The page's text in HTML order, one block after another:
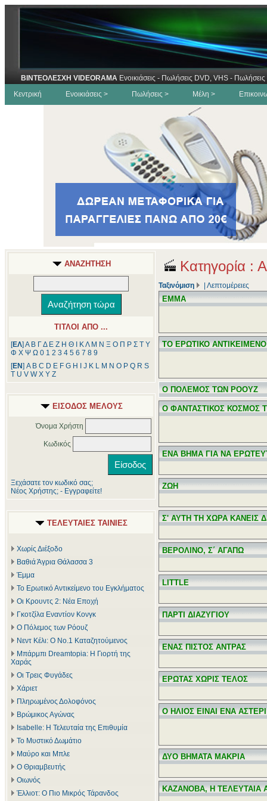
ΒΙΝΤΕΟΛΕΣΧΗ VIDEORAMA Ενοικιάσεις - Πωλήσεις DVD, VHS -
Κεντρική
Ενοικιάσεις > Πωλήσεις > Μέλη >
ΑΝΑΖΗΤΗΣΗ
ΤΙΤΛΟΙ ΑΠΟ ...
[ΕΛ] Α Β ΓΔ Ε Ζ Η Θ ΚΛ Μ Ν Ξ Ο Π Ρ Σ Τ Υ
Φ Χ Ψ Ω 0 1 2 3 4 5 6 7 8 9
[ΕΝ] A B C D E F G H J K L M N O P Q R S
T U V W X Y Z
ΕΙΣΟΔΟΣ ΜΕΛΟΥΣ
Όνομα Χρήστη
Κωδικός
Ξεχάσατε τον κωδικό σας;
Νέος Χρήστης; - Εγγραφείτε!
ΤΕΛΕΥΤΑΙΕΣ ΤΑΙΝΙΕΣ
Χωρίς Διέξοδο
Βαθιά Άγρια Θάλασσα 3
Έμμα
Το Ερωτικό Αντικείμενο του Εγκλήματος
Οι Κρουντς 2: Νέα Εποχή
Γκοτζίλα Εναντίον Κονγκ
Ο Πόλεμος των Ρόουζ
Νεντ Κέλι: Ο Νο.1 Καταζητούμενος
Μπάρμπι Dreamtopia: Η Γιορτή της
Χαράς
Οι Τρεις Φυγάδες
Χάριετ
Πληρωμένος Δολοφόνος
Βρώμικος Αγώνας
Isabelle: Η Τελευταία της Επιθυμία
Το Μυστικό Δωμάτιο
Μαύρο και Μπλε
Ο Θριαμβευτής
Οιωνός
Έλλιοτ: Ο Πιο Μικρός Τάρανδος
Κατηγορία :
Ταξινόμιση Λεπτομέρειες
ΕΜΜΑ
ΤΟ ΕΡΩΤΙΚΟ
Ο ΠΟΛΕΜΟΣ ΤΩΝ ΡΟΟΥΖ
Ο ΦΑΝΤΑΣΤΙΚΟΣ ΚΟΣΜΟΣ
ΕΝΑ ΒΗΜΑ ΓΙΑ ΝΑ
ΖΩΗ
Σ' ΑΥΤΗ ΤΗ ΧΩΡΑ ΚΑΝΕΙΣ
ΒΕΡΟΛΙΝΟ, Σ΄ ΑΓΑΠΩ
LITTLE
ΠΑΡΤΙ ΔΙΑΖΥΓΙΟΥ
ΕΝΑΣ ΠΙΣΤΟΣ ΑΝΤΡΑΣ
ΕΡΩΤΑΣ ΧΩΡΙΣ ΤΕΛΟΣ
Ο ΗΛΙΟΣ ΕΙΝΑΙ ΕΝΑ ΑΣΤΕΡΙ
ΔΥΟ ΒΗΜΑΤΑ ΜΑΚΡΙΑ
ΚΑΖΑΝΟΒΑ, Η ΤΕΛΕΥΤΑΙΑ